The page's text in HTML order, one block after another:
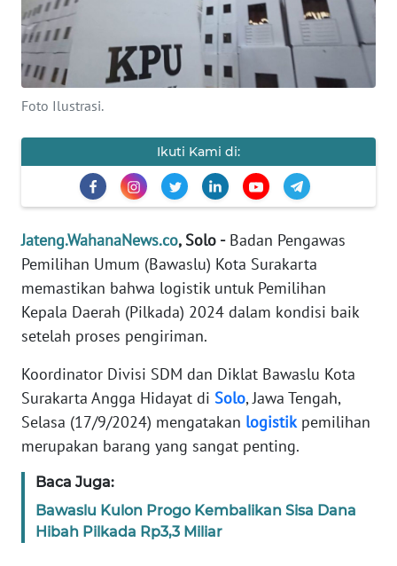
Foto Ilustrasi.
Ikuti Kami di:
Jateng.WahanaNews.co, Solo -Badan Pengawas
Pemilihan Umum (Bawaslu) Kota Surakarta
memastikan bahwa logistik untuk Pemilihan
Kepala Daerah (Pilkada) 2024 dalam kondisi baik
setelah proses pengiriman.
Koordinator Divisi SDM dan Diklat Bawaslu Kota
Surakarta Angga Hidayat di Solo, Jawa Tengah,
Selasa (17/9/2024) mengatakan logistik pemilihan
merupakan barang yang sangat penting.
Baca Juga:
Bawaslu Kulon Progo Kembalikan Sisa Dana
Hibah Pilkada Rp3,3 Miliar
SEMARANG
BOROBUDUR
Informasi
BERITA
KONTAK
KAMI
IKLAN
TENTANG
PEDOMAN
MEDIA
SIBER
REDAKSI
KARIR